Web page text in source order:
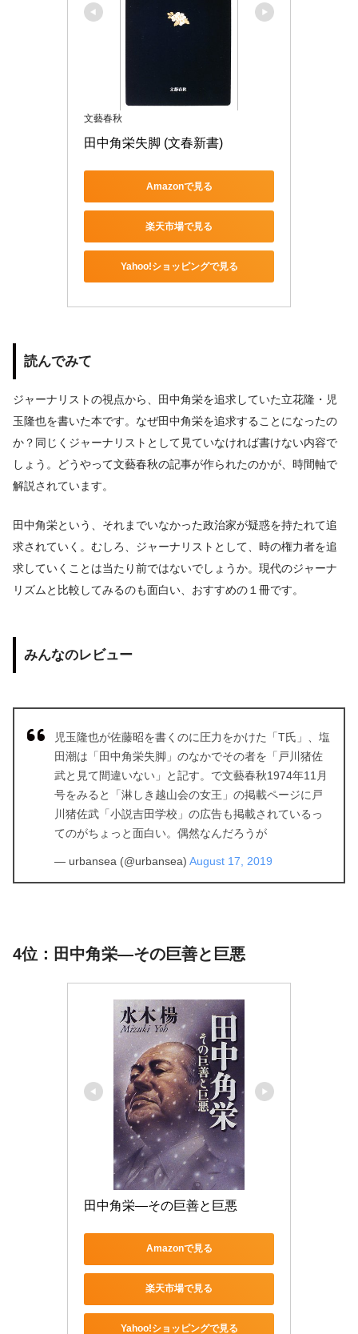
文藝春秋
田中角栄失脚 (文春新書)
Amazonで見る
楽天市場で見る
Yahoo!ショッピングで見る
読んでみて
ジャーナリストの視点から、田中角栄を追求していた立花隆・児
玉隆也を書いた本です。なぜ田中角栄を追求することになったの
か？同じくジャーナリストとして見ていなければ書けない内容で
しょう。どうやって文藝春秋の記事が作られたのかが、時間軸で
解説されています。
田中角栄という、それまでいなかった政治家が疑惑を持たれて追
求されていく。むしろ、ジャーナリストとして、時の権力者を追
求していくことは当たり前ではないでしょうか。現代のジャーナ
リズムと比較してみるのも面白い、おすすめの１冊です。
みんなのレビュー
児玉隆也が佐藤昭を書くのに圧力をかけた「T氏」、塩
田潮は「田中角栄失脚」のなかでその者を「戸川猪佐
武と見て間違いない」と記す。で文藝春秋1974年11月
号をみると「淋しき越山会の女王」の掲載ページに戸
川猪佐武「小説吉田学校」の広告も掲載されているっ
てのがちょっと面白い。偶然なんだろうが
— urbansea (@urbansea) August 17, 2019
4位：田中角栄―その巨善と巨悪
田中角栄―その巨善と巨悪
Amazonで見る
楽天市場で見る
Yahoo!ショッピングで見る